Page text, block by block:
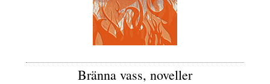
Bränna vass, noveller